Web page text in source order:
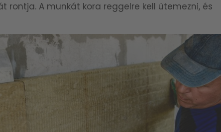
A munkát kora reggelre kell ütemezni, és